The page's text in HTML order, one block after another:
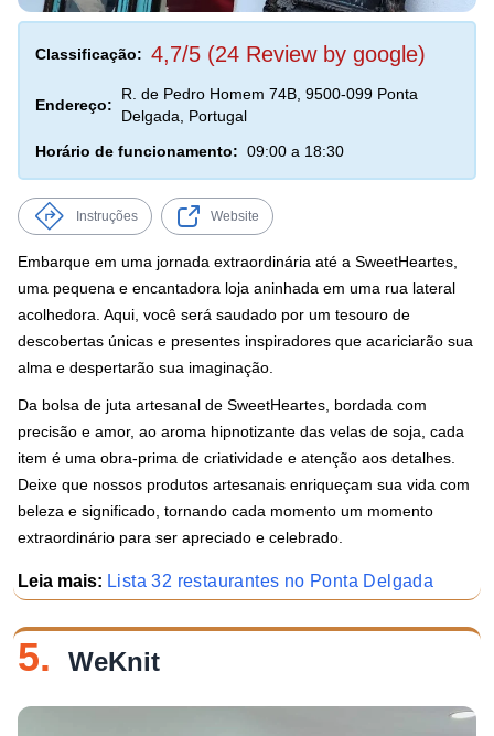
Classificação: 4,7/5 (24 Review by google)
Endereço:
R. de Pedro Homem 74B, 9500-099 Ponta
Delgada, Portugal
Horário de funcionamento: 09:00 a 18:30
Instruções Website
Embarque em uma jornada extraordinária até a SweetHeartes,
uma pequena e encantadora loja aninhada em uma rua lateral
acolhedora. Aqui, você será saudado por um tesouro de
descobertas únicas e presentes inspiradores que acariciarão sua
alma e despertarão sua imaginação.
Da bolsa de juta artesanal de SweetHeartes, bordada com
precisão e amor, ao aroma hipnotizante das velas de soja, cada
item é uma obra-prima de criatividade e atenção aos detalhes.
Deixe que nossos produtos artesanais enriqueçam sua vida com
beleza e significado, tornando cada momento um momento
extraordinário para ser apreciado e celebrado.
Leia mais: Lista 32 restaurantes no Ponta Delgada
5. WeKnit